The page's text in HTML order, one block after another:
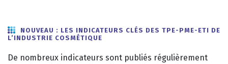
NOUVEAU : LES INDICATEURS CLÉS DES TPE-PME-ETI DE
L’INDUSTRIE COSMÉTIQUE
De nombreux indicateurs sont publiés régulièrement